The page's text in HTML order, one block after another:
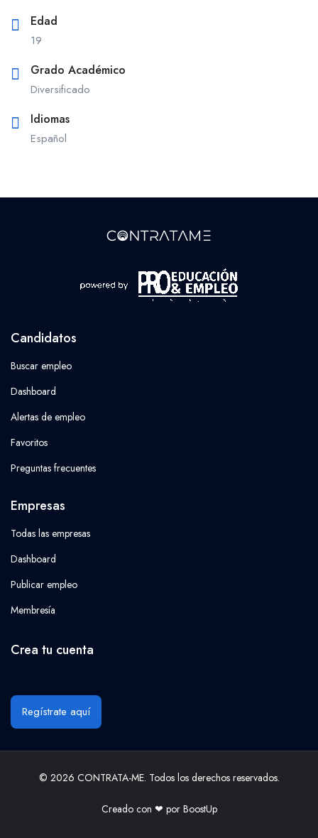
Edad
19
Grado Académico
Diversificado
Idiomas
Español
Candidatos
Buscar empleo
Dashboard
Alertas de empleo
Favoritos
Preguntas frecuentes
Empresas
Todas las empresas
Dashboard
Publicar empleo
Membresía
Crea tu cuenta
Regístrate aquí
© 2026 CONTRATA-ME. Todos los derechos reservados.
Creado con ❤ por BoostUp